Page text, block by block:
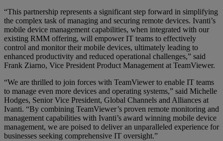
“This partnership represents a significant step forward in simplifying
the complex task of managing and securing remote devices. Ivanti’s
mobile device management capabilities, when integrated with our
existing RMM offering, will empower IT teams to effectively
control and monitor their mobile devices, ultimately leading to
enhanced productivity and reduced operational challenges,” said
Frank Ziarno, Vice President Product Management at TeamViewer.
“We are thrilled to join forces with TeamViewer to enable IT teams
to manage even more devices and operating systems,” said Michelle
Hodges, Senior Vice President, Global Channels and Alliances at
Ivanti. “By combining TeamViewer’s proven remote monitoring and
management capabilities with Ivanti’s award winning mobile device
management, we are poised to deliver an unparalleled experience for
businesses seeking comprehensive IT oversight.”